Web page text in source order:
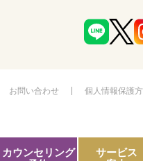
カウンセリング
サービス
お問い合わせ 個人情報保護